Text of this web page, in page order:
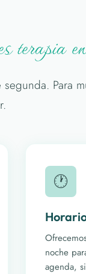
terapia
Para
🕐
noche
agenda,